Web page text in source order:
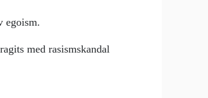
egoism.
med rasismskandal